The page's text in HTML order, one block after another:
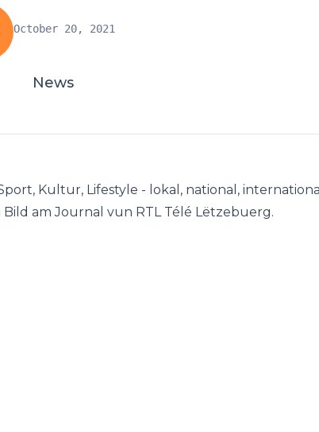
October 20, 2021
News
Kultur, Lifestyle - lokal, national,
Bild am Journal vun RTL Télé Lëtzebuerg.